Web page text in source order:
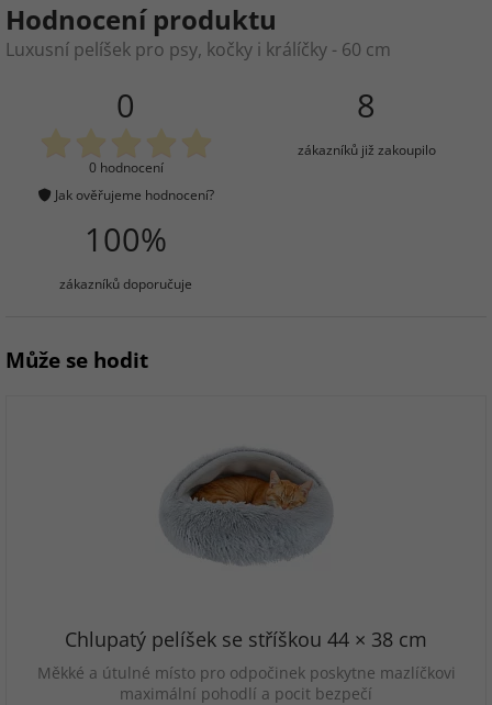
Hodnocení produktu
Luxusní pelíšek pro psy, kočky i králíčky - 60 cm
0
0 hodnocení
Jak ověřujeme hodnocení?
8
zákazníků již zakoupilo
100%
zákazníků doporučuje
Může se hodit
Chlupatý pelíšek se stříškou 44 × 38 cm
Měkké a útulné místo pro odpočinek poskytne mazlíčkovi
maximální pohodlí a pocit bezpečí